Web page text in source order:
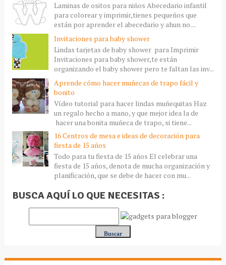
Laminas de ositos para niños Abecedario infantil
para colorear y imprimir,tienes pequeños que
están por aprender el abecedario y ahun no ...
Invitaciones para baby shower
Lindas tarjetas de baby shower para Imprimir
Invitaciones para baby shower,te están
organizando el baby shower pero te faltan las inv...
Aprende cómo hacer muñecas de trapo fácil y
bonito
Vídeo tutorial para hacer lindas muñequitas Haz
un regalo hecho a mano, y que mejor idea la de
hacer una bonita muñeca de trapo, si tiene...
16 Centros de mesa e ideas de decoración para
fiesta de 15 años
Todo para tu fiesta de 15 años El celebrar una
fiesta de 15 años, denota de mucha organización y
planificación, que se debe de hacer con mu...
BUSCA AQUÍ LO QUE NECESITAS :